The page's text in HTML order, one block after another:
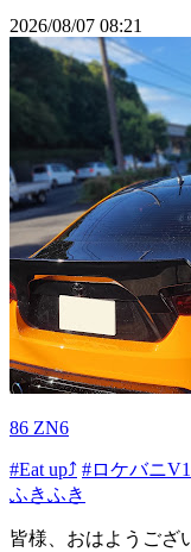
2026/08/07 08:21
86 ZN6
#Eat up⤴️ #ロケバニV1
ふきふき
皆様、おはようござ